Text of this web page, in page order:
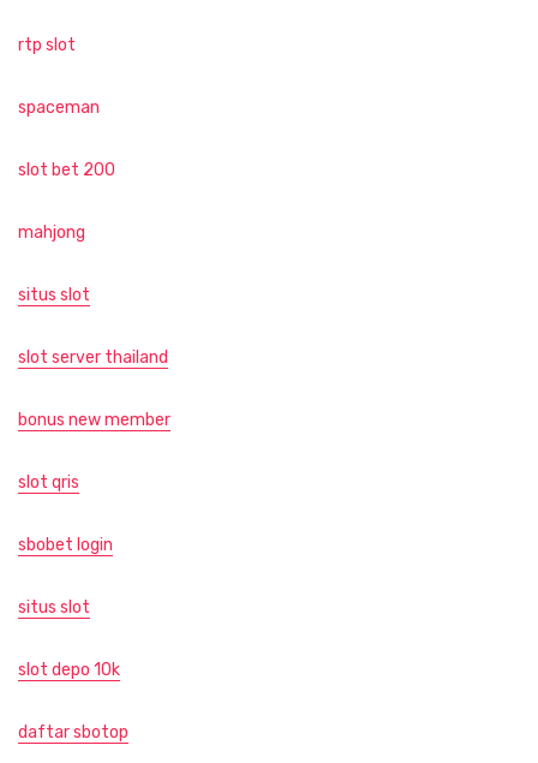
rtp slot
spaceman
slot bet 200
mahjong
situs slot
slot server thailand
bonus new member
slot qris
sbobet login
situs slot
slot depo 10k
daftar sbotop